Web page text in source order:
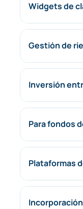
Widgets de
Gestión de
Inversión
Para fondos
Plataformas